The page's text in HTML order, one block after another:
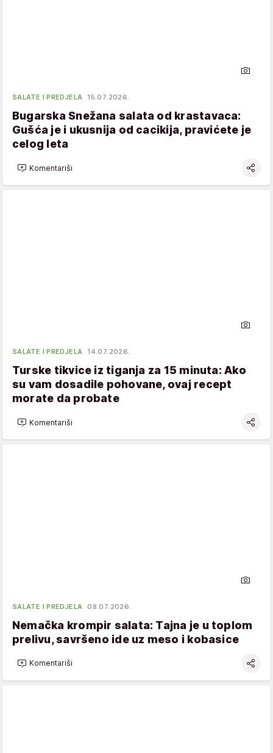
SALATE I PREDJELA 15.07.2026.
Bugarska Snežana salata od krastavaca:
Gušća je i ukusnija od cacikija, pravićete je
celog leta
Komentariši
SALATE I PREDJELA 14.07.2026.
Turske tikvice iz tiganja za 15 minuta: Ako
su vam dosadile pohovane, ovaj recept
morate da probate
Komentariši
SALATE I PREDJELA 08.07.2026.
Nemačka krompir salata: Tajna je u toplom
prelivu, savršeno ide uz meso i kobasice
Komentariši